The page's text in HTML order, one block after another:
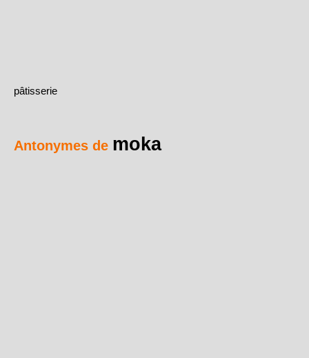
pâtisserie
Antonymes de moka